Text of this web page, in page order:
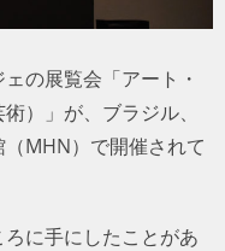
の展覧会「アート・
）」が、ブラジル、
MHN）で開催されて
に手にしたことがあ